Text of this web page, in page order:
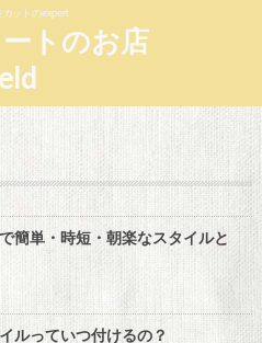
カットのexpert
トのお店
eld
簡単・時短・朝楽なスタイルと
ルっていつ付けるの？